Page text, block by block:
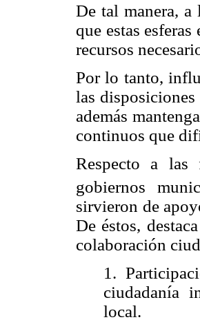
De tal manera,
que estas
recursos
Por lo tanto,
las disposiciones
además
continuos que
Respecto a las
gobiernos
sirvieron de
De éstos,
colaboración
1.
ciudadanía
local.